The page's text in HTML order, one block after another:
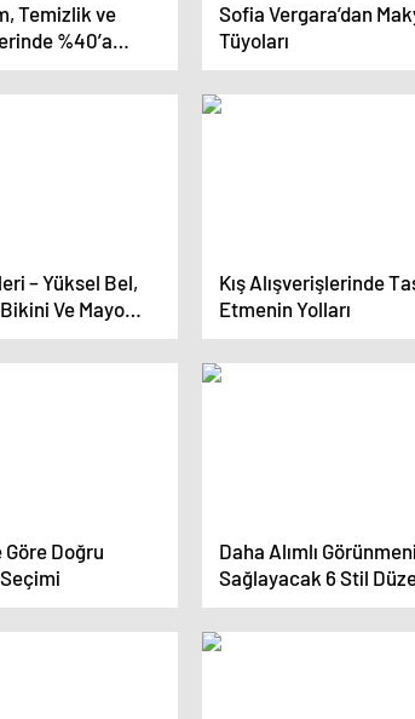
Temizlik ve
%40’a
Sofia Vergara’dan
Tüyoları
– Yüksel Bel,
Ve Mayo
Kış Alışverişlerinde
Etmenin Yolları
Doğru
Daha Alımlı
Sağlayacak 6 Stil